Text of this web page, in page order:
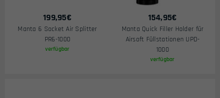
199,95€
Manta 6 Socket Air Splitter
PR6-1000
verfügbar
154,95€
Manta Quick Filler Holder für
Airsoft Füllstationen UPD-
1000
verfügbar